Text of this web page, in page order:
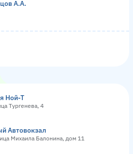
А.А.
Ной-Т
Тургенева, 4
Автовокзал
Михаила Балонина, дом 11